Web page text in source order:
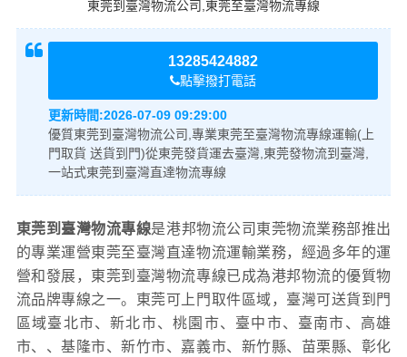
東莞到臺灣物流公司,東莞至臺灣物流專線
13285424882
點擊撥打電話
更新時間:2026-07-09 09:29:00
優質東莞到臺灣物流公司,專業東莞至臺灣物流專線運輸(上
門取貨 送貨到門)從東莞發貨運去臺灣,東莞發物流到臺灣,
一站式東莞到臺灣直達物流專線
東莞到臺灣物流專線是港邦物流公司東莞物流業務部推出
的專業運營東莞至臺灣直達物流運輸業務，經過多年的運
營和發展，東莞到臺灣物流專線已成為港邦物流的優質物
流品牌專線之一。東莞可上門取件區域，臺灣可送貨到門
區域臺北市、新北市、桃園市、臺中市、臺南市、高雄
市、、基隆市、新竹市、嘉義市、新竹縣、苗栗縣、彰化